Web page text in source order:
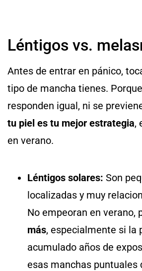
Léntigos vs.
Antes de entrar en pánico,
tipo de mancha tienes.
responden igual, ni se
tu piel es tu mejor estrategia,
en verano.
Léntigos solares: Son
localizadas y muy
No empeoran en verano,
más, especialmente si la
acumulado años de
esas manchas puntuales